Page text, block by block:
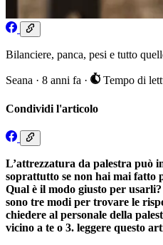
Bilanciere, panca, pesi e tutto
Seana · 8 anni fa · Tempo di
Condividi l'articolo
L’attrezzatura da palestra può
soprattutto se non hai mai fatto
Qual è il modo giusto per
sono tre modi per trovare le
chiedere al personale della
vicino a te o 3. leggere questo